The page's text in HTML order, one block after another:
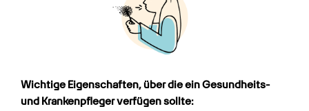
Wichtige Eigenschaften, über die ein Gesundheits-
und Krankenpfleger verfügen sollte: